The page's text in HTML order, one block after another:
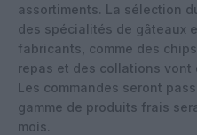
assortiments. La sélection
des spécialités de gâteaux
fabricants, comme des
repas et des collations vont
Les commandes seront
gamme de produits frais
mois.